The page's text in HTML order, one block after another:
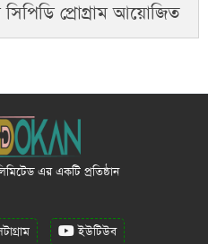
প্রোগ্রাম আয়োজিত
এর একটি প্রতিষ্ঠান
ইউটিউব